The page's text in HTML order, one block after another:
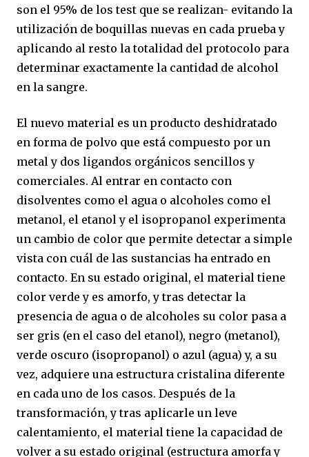
son el 95% de los test que se realizan- evitando la
utilización de boquillas nuevas en cada prueba y
aplicando al resto la totalidad del protocolo para
determinar exactamente la cantidad de alcohol
en la sangre.
El nuevo material es un producto deshidratado
en forma de polvo que está compuesto por un
metal y dos ligandos orgánicos sencillos y
comerciales. Al entrar en contacto con
disolventes como el agua o alcoholes como el
metanol, el etanol y el isopropanol experimenta
un cambio de color que permite detectar a simple
vista con cuál de las sustancias ha entrado en
contacto. En su estado original, el material tiene
color verde y es amorfo, y tras detectar la
presencia de agua o de alcoholes su color pasa a
ser gris (en el caso del etanol), negro (metanol),
verde oscuro (isopropanol) o azul (agua) y, a su
vez, adquiere una estructura cristalina diferente
en cada uno de los casos. Después de la
transformación, y tras aplicarle un leve
calentamiento, el material tiene la capacidad de
volver a su estado original (estructura amorfa y